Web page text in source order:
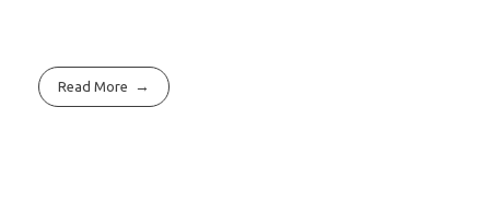
Read More